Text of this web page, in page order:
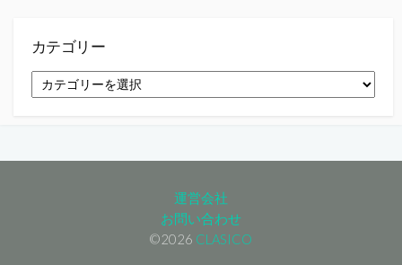
カテゴリー
テ
運営会社
お問い合わせ
©2026 CLASICO